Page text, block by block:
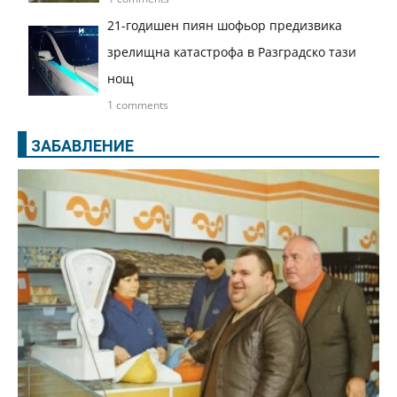
21-годишен пиян шофьор предизвика
зрелищна катастрофа в Разградско тази
нощ
1 comments
ЗАБАВЛЕНИЕ